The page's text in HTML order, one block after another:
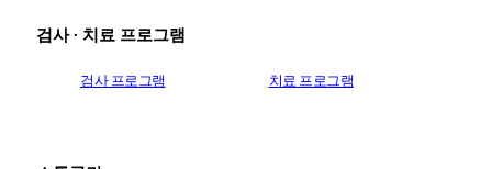
검사 ∙ 치료 프로그램
검사 프로그램 치료 프로그램